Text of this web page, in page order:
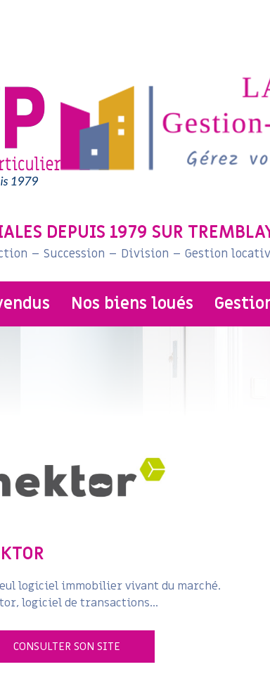
DEPUIS 1979 SUR
– Succession – Division – Gestion
nos biens loués
logiciel immobilier vivant du marché.
logiciel de transactions...
CONSULTER SON SITE